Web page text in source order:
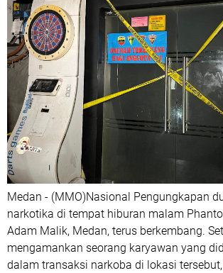
Medan - (MMO)Nasional Pengungkapan
narkotika di tempat hiburan malam
Adam Malik, Medan, terus berkembang.
mengamankan seorang karyawan yang
dalam transaksi narkoba di lokasi